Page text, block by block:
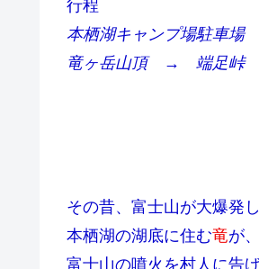
行程
本栖湖キャンプ場駐
竜ヶ岳山頂 → 端足峠
その昔、富士山が大爆発
本栖湖の湖底に住む竜が、
富士山の噴火を村人に告